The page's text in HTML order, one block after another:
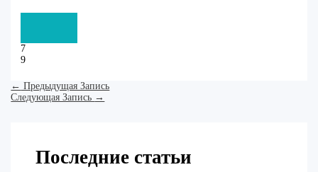
7
9
← Предыдущая Запись
Следующая Запись →
Последние статьи